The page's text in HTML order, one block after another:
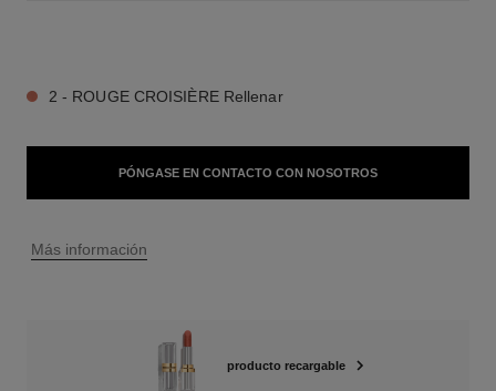
2 - ROUGE CROISIÈRE Rellenar
PÓNGASE EN CONTACTO CON NOSOTROS
↩
Más información
producto recargable